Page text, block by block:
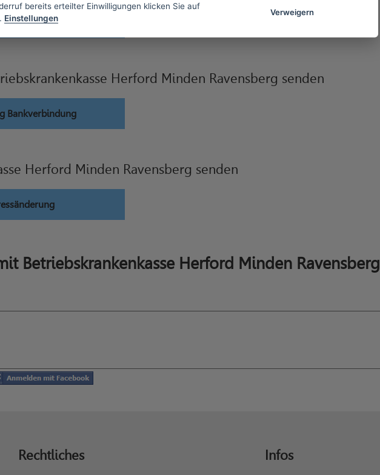
Herford Minden Ravensberg senden
Bankverbindung
Herford Minden Ravensberg senden
Betriebskrankenkasse Herford Minden Ravensberg
Rechtliches Infos
bereits erteilter Einwilligungen klicken Sie auf
Einstellungen
Verweigern